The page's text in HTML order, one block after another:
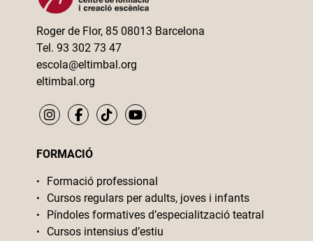
Roger de Flor, 85 08013 Barcelona
Tel. 93 302 73 47
escola@eltimbal.org
eltimbal.org
FORMACIÓ
Formació professional
Cursos regulars per adults, joves i infants
Píndoles formatives d’especialització teatral
Cursos intensius d’estiu